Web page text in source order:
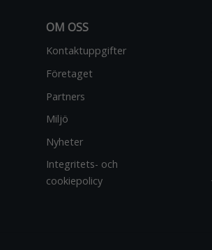
OM OSS
Kontaktuppgifter
Företaget
Partners
Miljö
Nyheter
Integritets- och
cookiepolicy